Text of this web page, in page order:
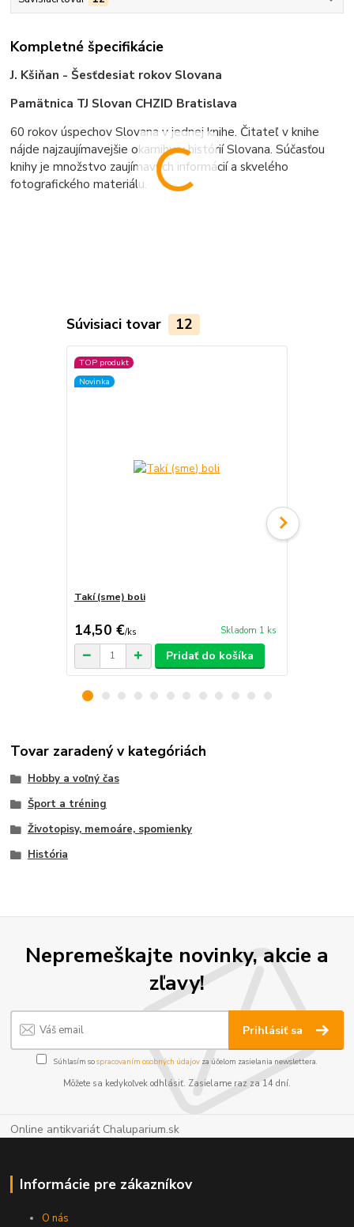
Kompletné špecifikácie
J. Kšiňan - Šesťdesiat rokov Slovana
Pamätnica TJ Slovan CHZID Bratislava
60 rokov úspechov Slovana v jednej knihe. Čitateľ v knihe
nájde najzaujímavejšie okamihy v histórií Slovana. Súčasťou
knihy je množstvo zaujímavých informácií a skvelého
fotografického materiálu.
Súvisiaci tovar 12
TOP produkt
Novinka
Takí (sme) boli
14,50 €/ks Skladom 1 ks
Pridať do košíka
Tovar zaradený v kategóriách
Hobby a voľný čas
Šport a tréning
Životopisy, memoáre, spomienky
História
Nepremeškajte novinky, akcie a
zľavy!
Prihlásiť sa
Súhlasím sospracovaním osobných údajov za účelom zasielania newslettera.
Môžete sa kedykoľvek odhlásiť. Zasielame raz za 14 dní.
Online antikvariát Chaluparium.sk
Informácie pre zákazníkov
O nás